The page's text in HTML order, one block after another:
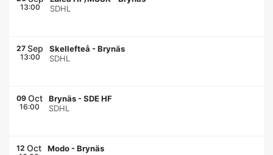
13:00
SDHL
27 Sep
13:00
Skellefteå -Brynäs
SDHL
09 Oct
16:00
Brynäs -SDE HF
SDHL
12 Oct Modo -Brynäs